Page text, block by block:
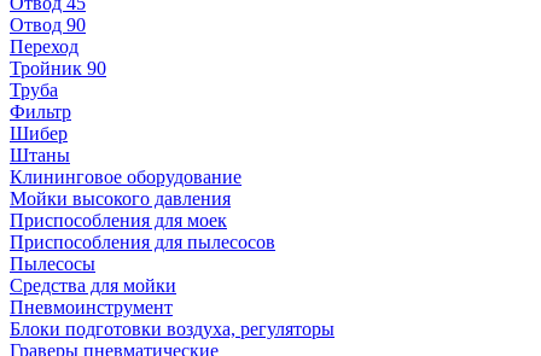
Отвод 90
Переход
Тройник 90
Труба
Фильтр
Шибер
Штаны
Клининговое оборудование
Мойки высокого давления
Приспособления для моек
Приспособления для пылесосов
Пылесосы
Средства для мойки
Пневмоинструмент
Блоки подготовки воздуха, регуляторы
Граверы пневматические